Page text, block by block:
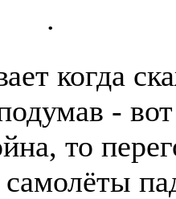
.
когда
-
то
самолёты